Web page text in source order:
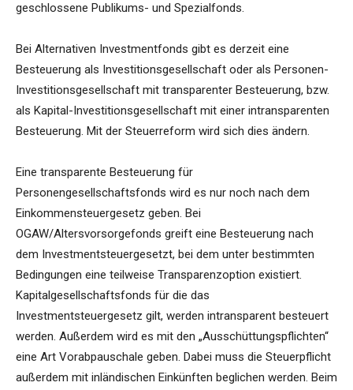
geschlossene Publikums- und Spezialfonds.
Bei Alternativen Investmentfonds gibt es derzeit eine
Besteuerung als Investitionsgesellschaft oder als Personen-
Investitionsgesellschaft mit transparenter Besteuerung, bzw.
als Kapital-Investitionsgesellschaft mit einer intransparenten
Besteuerung. Mit der Steuerreform wird sich dies ändern.
Eine transparente Besteuerung für
Personengesellschaftsfonds wird es nur noch nach dem
Einkommensteuergesetz geben. Bei
OGAW/Altersvorsorgefonds greift eine Besteuerung nach
dem Investmentsteuergesetzt, bei dem unter bestimmten
Bedingungen eine teilweise Transparenzoption existiert.
Kapitalgesellschaftsfonds für die das
Investmentsteuergesetz gilt, werden intransparent besteuert
werden. Außerdem wird es mit den „Ausschüttungspflichten“
eine Art Vorabpauschale geben. Dabei muss die Steuerpflicht
außerdem mit inländischen Einkünften beglichen werden. Beim